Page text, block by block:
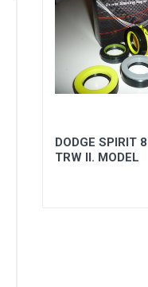
DODGE SPIRIT
TRW II. MODEL